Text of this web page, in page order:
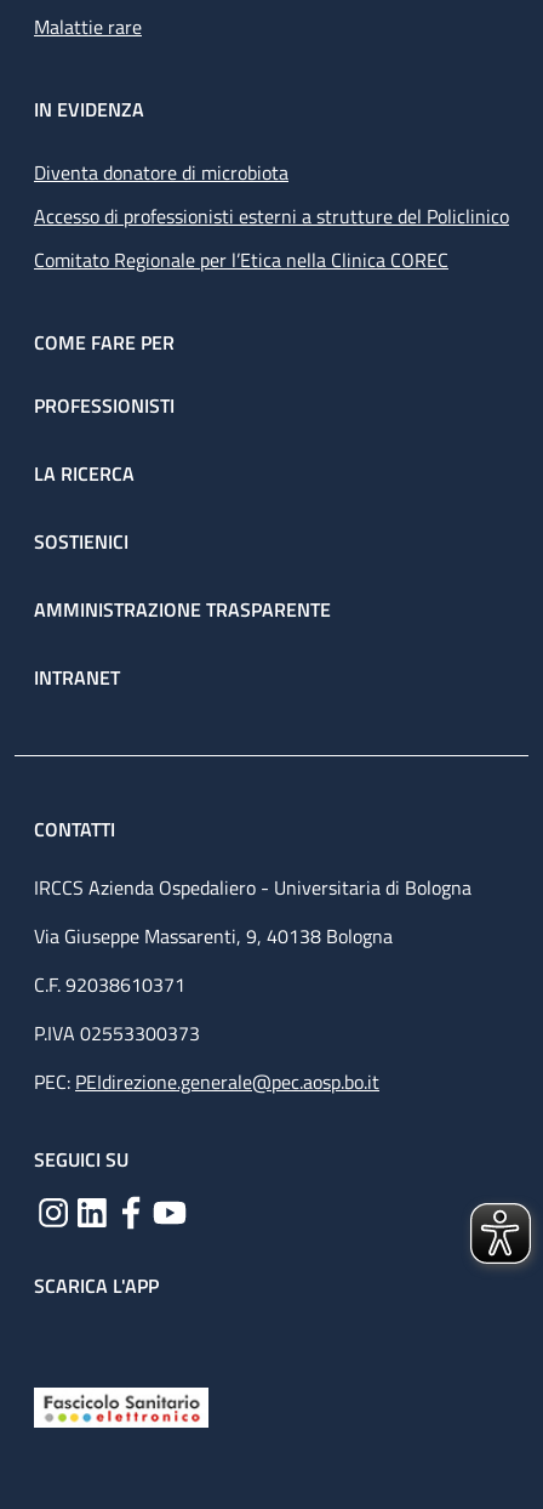
Malattie rare
IN EVIDENZA
Diventa donatore di microbiota
Accesso di professionisti esterni a strutture del Policlinico
Comitato Regionale per l’Etica nella Clinica COREC
COME FARE PER
PROFESSIONISTI
LA RICERCA
SOSTIENICI
AMMINISTRAZIONE TRASPARENTE
INTRANET
CONTATTI
IRCCS Azienda Ospedaliero - Universitaria di Bologna
Via Giuseppe Massarenti, 9, 40138 Bologna
C.F. 92038610371
P.IVA 02553300373
PEC: PEIdirezione.generale@pec.aosp.bo.it
SEGUICI SU
SCARICA L'APP